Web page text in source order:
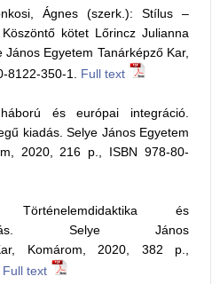
Ágnes (szerk.): Stílus –
kötet Lőrincz Julianna
Egyetem Tanárképző Kar,
8122-350-1. Full text
és európai integráció.
kiadás. Selye János Egyetem
2020, 216 p., ISBN 978-80-
és
kutatás. Selye János
Komárom, 2020, 382 p.,
Full text